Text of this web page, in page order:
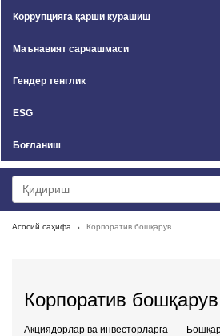
Коррупцияга қарши курашиш
Маънавият сарчашмаси
Гендер тенглик
ESG
Боғланиш
Асосий саҳифа Корпоратив бошқарув
Корпоратив бошқарув
Акциядорлар ва инвесторларга